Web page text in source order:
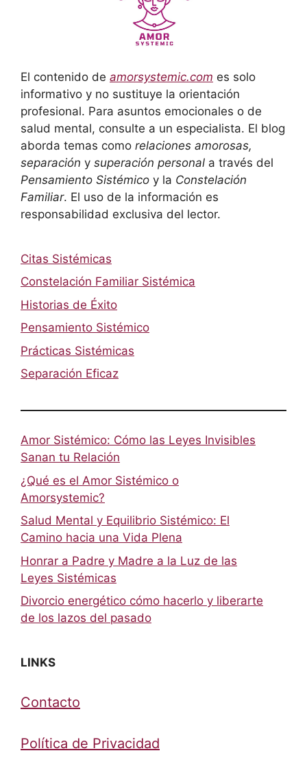
El contenido de amorsystemic.com es solo
informativo y no sustituye la orientación
profesional. Para asuntos emocionales o de
salud mental, consulte a un especialista. El blog
aborda temas como relaciones amorosas,
separación y superación personal a través del
Pensamiento Sistémico y la Constelación
Familiar. El uso de la información es
responsabilidad exclusiva del lector.
Citas Sistémicas
Constelación Familiar Sistémica
Historias de Éxito
Pensamiento Sistémico
Prácticas Sistémicas
Separación Eficaz
Amor Sistémico: Cómo las Leyes Invisibles
Sanan tu Relación
¿Qué es el Amor Sistémico o
Amorsystemic?
Salud Mental y Equilibrio Sistémico: El
Camino hacia una Vida Plena
Honrar a Padre y Madre a la Luz de las
Leyes Sistémicas
Divorcio energético cómo hacerlo y liberarte
de los lazos del pasado
LINKS
Contacto
Política de Privacidad